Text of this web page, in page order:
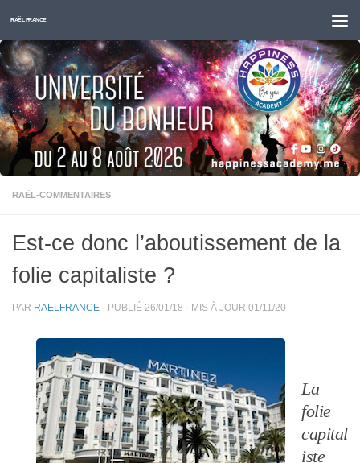
Skip to content
RAËL FRANCE
RAËL-COMMENTAIRES
Est-ce donc l’aboutissement de la
folie capitaliste ?
PAR RAELFRANCE · PUBLIÉ 26/01/18 · MIS À JOUR 01/11/20
La
folie
capital
iste